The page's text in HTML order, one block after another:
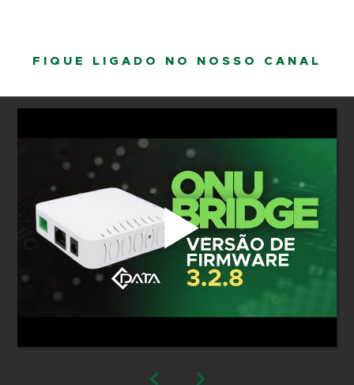
FIQUE LIGADO NO NOSSO CANAL